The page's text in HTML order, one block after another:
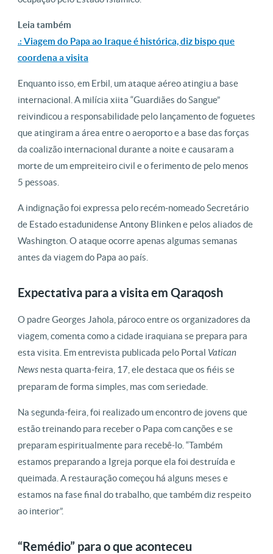
Leia também
.: Viagem do Papa ao Iraque é histórica, diz bispo que
coordena a visita
Enquanto isso, em Erbil, um ataque aéreo atingiu a base
internacional. A milícia xiita “Guardiães do Sangue”
reivindicou a responsabilidade pelo lançamento de foguetes
que atingiram a área entre o aeroporto e a base das forças
da coalizão internacional durante a noite e causaram a
morte de um empreiteiro civil e o ferimento de pelo menos
5 pessoas.
A indignação foi expressa pelo recém-nomeado Secretário
de Estado estadunidense Antony Blinken e pelos aliados de
Washington. O ataque ocorre apenas algumas semanas
antes da viagem do Papa ao país.
Expectativa para a visita em Qaraqosh
O padre Georges Jahola, pároco entre os organizadores da
viagem, comenta como a cidade iraquiana se prepara para
esta visita. Em entrevista publicada pelo Portal Vatican
News nesta quarta-feira, 17, ele destaca que os fiéis se
preparam de forma simples, mas com seriedade.
Na segunda-feira, foi realizado um encontro de jovens que
estão treinando para receber o Papa com canções e se
preparam espiritualmente para recebê-lo. “Também
estamos preparando a Igreja porque ela foi destruída e
queimada. A restauração começou há alguns meses e
estamos na fase final do trabalho, que também diz respeito
ao interior”.
“Remédio” para o que aconteceu